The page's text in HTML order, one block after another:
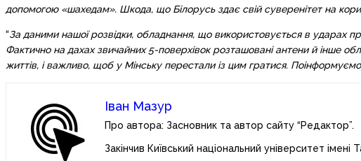
допомогою «шахедам». Шкода, що Білорусь здає свій суверенітет на
“За даними нашої розвідки, обладнання, що використовується в ударах
Фактично на дахах звичайних 5-поверхівок розташовані антени й інше
життів, і важливо, щоб у Мінську перестали із цим гратися. Поінформуємо
Іван Мазур
Про автора: Засновник та автор сайту “Редактор”.
Закінчив Київський національний університет